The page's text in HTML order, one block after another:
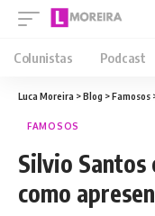
Colunistas Podcast
Luca Moreira >Blog >Famosos
FAMOSOS
Silvio Santos
como